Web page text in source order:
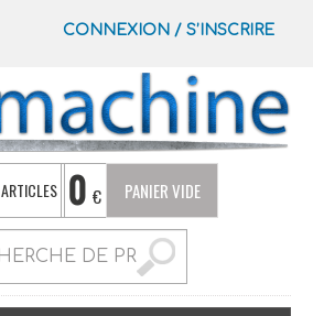
CONNEXION / S’INSCRIRE
ARTICLES 0 € PANIER VIDE